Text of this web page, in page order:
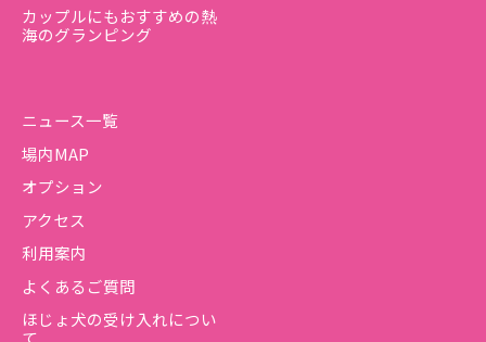
カップルにもおすすめの熱
海のグランピング
ニュース一覧
場内MAP
オプション
アクセス
利用案内
よくあるご質問
ほじょ犬の受け入れについ
て